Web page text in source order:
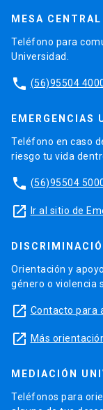
MESA CENTRAL
Teléfono para
Universidad.
phone (56)95504
EMERGENCIAS
Teléfono en caso
riesgo tu vida
phone (56)95504
launch Ir al sitio de
Orientación y
género o violencia
launch Contacto para
launch Más
MEDIACIÓN
Teléfonos para